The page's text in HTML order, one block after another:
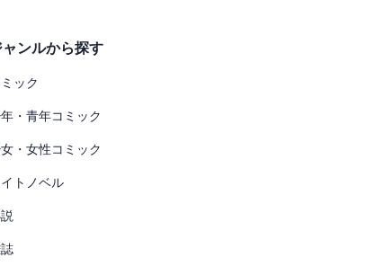
ャンルから探す
ック
・青年コミック
・女性コミック
トノベル